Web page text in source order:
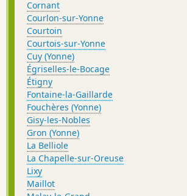
Cornant
Courlon-sur-Yonne
Courtoin
Courtois-sur-Yonne
Cuy (Yonne)
Égriselles-le-Bocage
Étigny
Fontaine-la-Gaillarde
Fouchères (Yonne)
Gisy-les-Nobles
Gron (Yonne)
La Belliole
La Chapelle-sur-Oreuse
Lixy
Maillot